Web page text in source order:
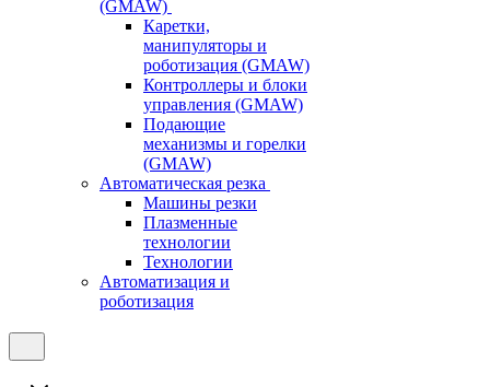
(GMAW)
Каретки,
манипуляторы и
роботизация (GMAW)
Контроллеры и блоки
управления (GMAW)
Подающие
механизмы и горелки
(GMAW)
Автоматическая резка
Машины резки
Плазменные
технологии
Технологии
Автоматизация и
роботизация